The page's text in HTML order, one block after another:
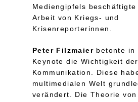
Mediengipfels
Arbeit von Kriegs- und
Krisenreporterinnen.
Peter Filzmaier betonte in
Keynote die Wichtigkeit der
Kommunikation. Diese
multimedialen Welt
verändert. Die Theorie von